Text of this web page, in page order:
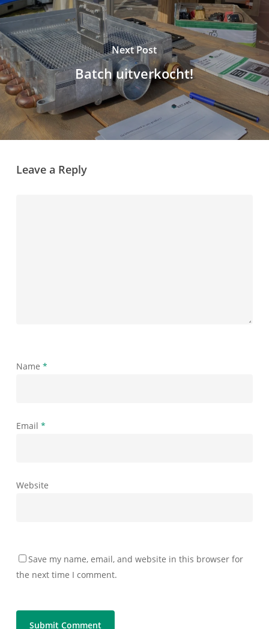
Next Post
Batch uitverkocht!
Leave a Reply
Name *
Email *
Website
Save my name, email, and website in this browser for
the next time I comment.